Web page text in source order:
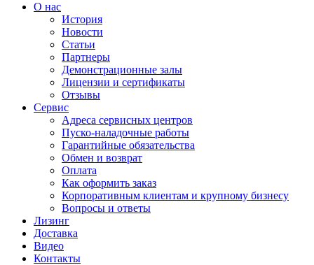
О нас
История
Новости
Статьи
Партнеры
Демонстрационные залы
Лицензии и сертификаты
Отзывы
Сервис
Адреса сервисных центров
Пуско-наладочные работы
Гарантийные обязательства
Обмен и возврат
Оплата
Как оформить заказ
Корпоративным клиентам и крупному бизнесу
Вопросы и ответы
Лизинг
Доставка
Видео
Контакты